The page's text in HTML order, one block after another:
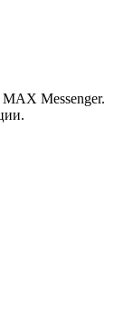
Messenger.